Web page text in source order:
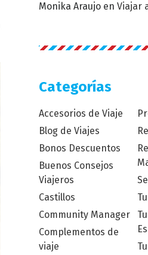
Monika Araujo en Viajar
Categorías
Accesorios de Viaje
Blog de Viajes
Bonos Descuentos
Buenos Consejos
Viajeros
Castillos
Community Manager
Complementos de
viaje